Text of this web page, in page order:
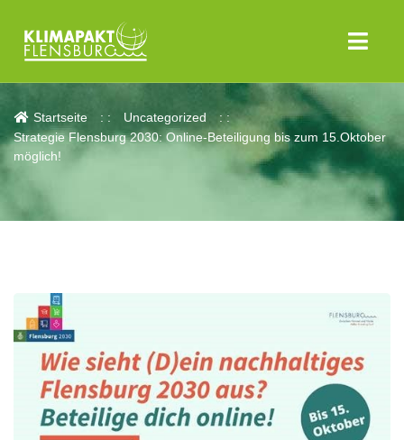
Aktuelles
Startseite
Uncategorized
Strategie Flensburg 2030: Online-Beteiligung bis zum 15.Oktober
möglich!